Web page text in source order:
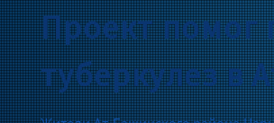
Проект помог
туберкулез в